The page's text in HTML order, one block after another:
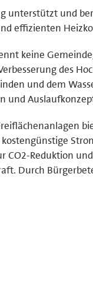
unterstützt und
effizienten
keine
des
und dem
und
CO2-Reduktion
Durch